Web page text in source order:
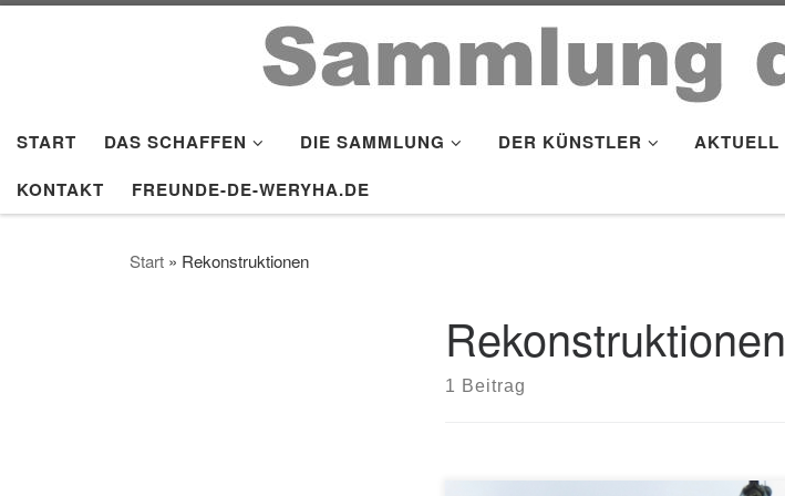
START DAS SCHAFFEN DIE SAMMLUNG DER KÜNSTLER AKTUELL
KONTAKT
FREUNDE-DE-WERYHA.DE
Start » Rekonstruktionen
Rekonstruktionen
1 Beitrag